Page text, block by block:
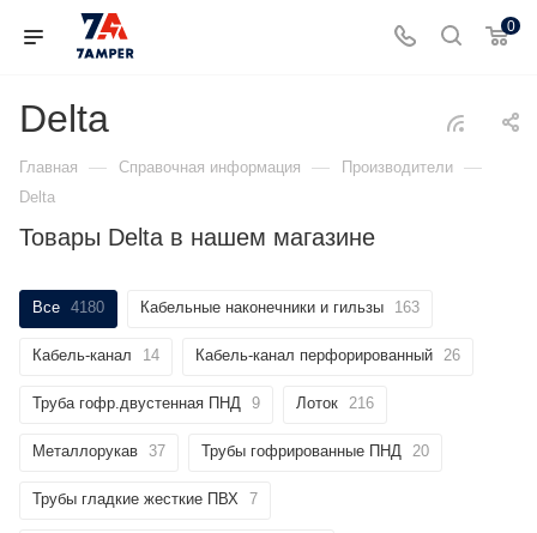
0
Delta
Главная — Справочная информация — Производители —
Delta
Товары Delta в нашем магазине
Все 4180 Кабельные наконечники и гильзы 163
Кабель-канал 14 Кабель-канал перфорированный 26
Труба гофр.двустенная ПНД 9 Лоток 216
Металлорукав 37 Трубы гофрированные ПНД 20
Трубы гладкие жесткие ПВХ 7